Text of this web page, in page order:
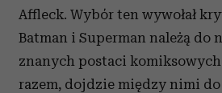
Affleck. Wybór ten wywołał
Batman i Superman należą do
znanych postaci
razem, dojdzie między nimi